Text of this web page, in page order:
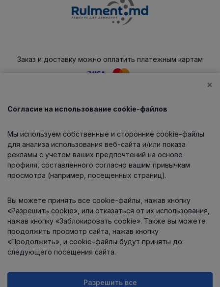
Заказ и доставку можно оплатить платежным картам
Каталог
О компании
Информация
Контакты
×
Согласие на использование cookie-файлов
Мы используем собственные и сторонние cookie-файлы
для анализа использования веб-сайта и/или показа
рекламы с учетом ваших предпочтений на основе
профиля, составленного согласно вашим привычкам
просмотра (например, посещенных страниц).
Вы можете принять все cookie-файлы, нажав кнопку
«Разрешить cookie», или отказаться от их использования,
нажав кнопку «Заблокировать cookie». Также вы можете
продолжить просмотр сайта, нажав кнопку
«Продолжить», и cookie-файлы будут приняты до
следующего посещения сайта.
Разрешить все